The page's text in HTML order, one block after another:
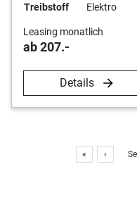
Treibstoff
Elektro
Leasing monatlich
ab 207.-
Details
« ‹